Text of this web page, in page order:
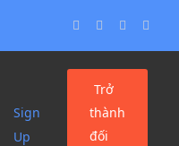
Sign
Up
Trở
thành
đối